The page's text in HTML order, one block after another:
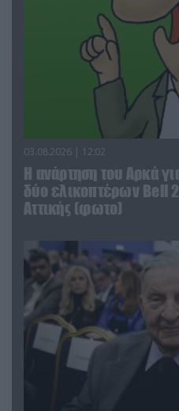
03.08.2026 | 12:02
Η ανάρτηση του Αρκά
δύο ελικοπτέρων Bell
Αττικής (φωτο)